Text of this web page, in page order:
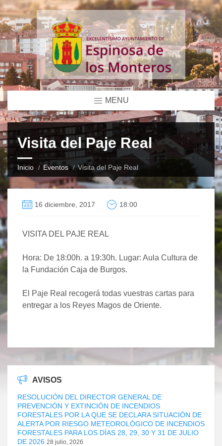
MENU
Visita del Paje Real
Inicio Eventos Visita del Paje Real
16 diciembre, 2017 18:00
VISITA DEL PAJE REAL
Hora: De 18:00h. a 19:30h. Lugar: Aula Cultura de
la Fundación Caja de Burgos.
El Paje Real recogerá todas vuestras cartas para
entregar a los Reyes Magos de Oriente.
AVISOS
RESOLUCIÓN DEL DIRECTOR GENERAL DE
PREVENCIÓN Y EXTINCIÓN DE INCENDIOS
FORESTALES POR LA QUE SE DECLARA SITUACIÓN DE
ALERTA POR RIESGO METEOROLÓGICO DE INCENDIOS
FORESTALES PARA LOS DÍAS 28, 29, 30 Y 31 DE JULIO
DE 2026 28 julio, 2026